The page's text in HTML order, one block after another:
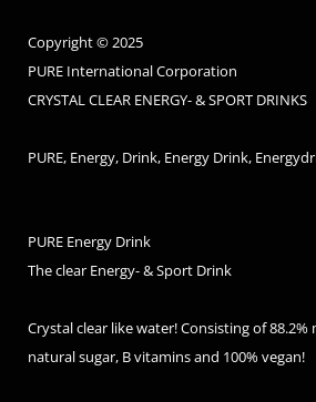
Copyright © 2025
PURE International Corporation
CRYSTAL CLEAR ENERGY- & SPORT DRINKS
PURE, Energy, Drink, Energy Drink,
PURE Energy Drink
The clear Energy- & Sport Drink
Crystal clear like water! Consisting of 88.2%
natural sugar, B vitamins and 100% vegan!